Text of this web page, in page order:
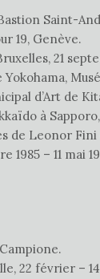
Saint-
19, Genève.
21
Yokohama,
d’Art de
à
de Leonor
1985 – 11 mai
22 février –